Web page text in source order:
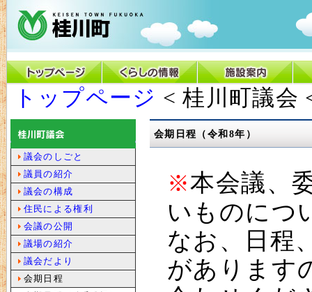
トップページ < 桂川町議会
会期日程（令和8年）
※本会議、
いものにつ
なお、日程
があります
議会のしごと
議員の紹介
議会の構成
住民による権利
会議の公開
議場の紹介
議会だより
会期日程